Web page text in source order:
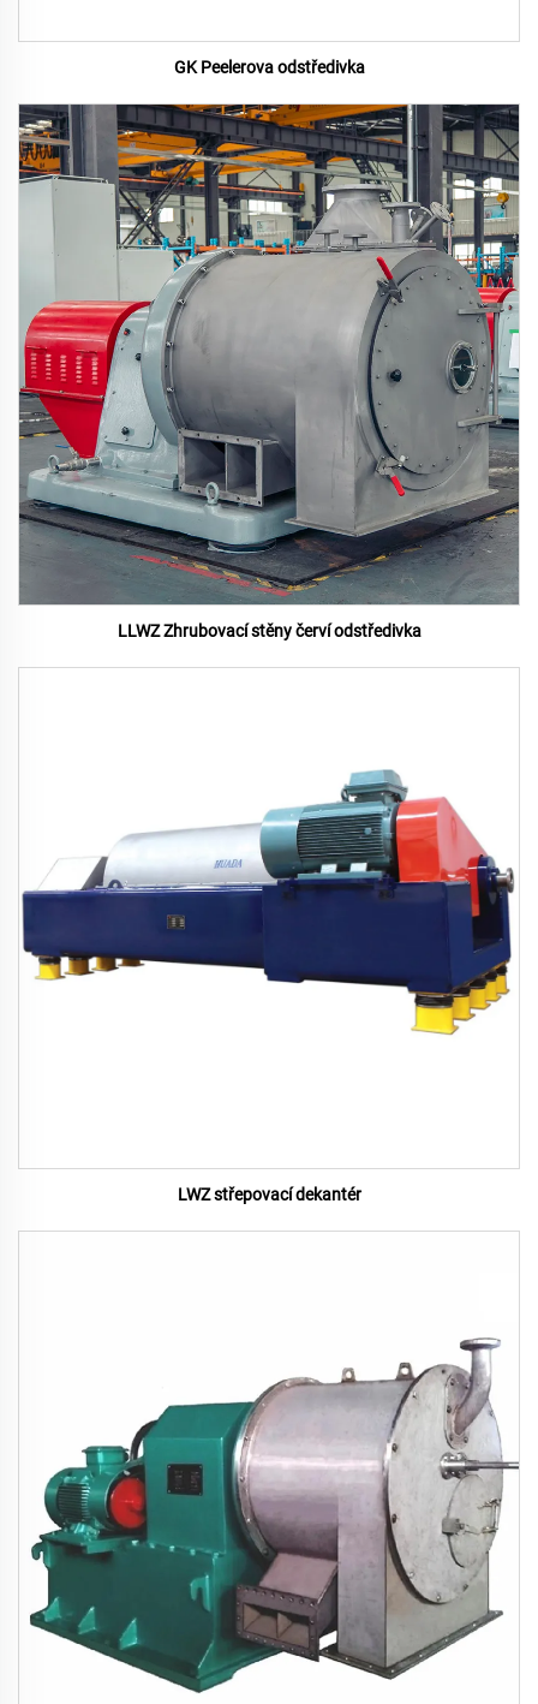
GK Peelerova odstředivka
LLWZ Zhrubovací stěny červí odstředivka
LWZ střepovací dekantér